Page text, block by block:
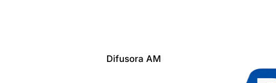
Difusora AM